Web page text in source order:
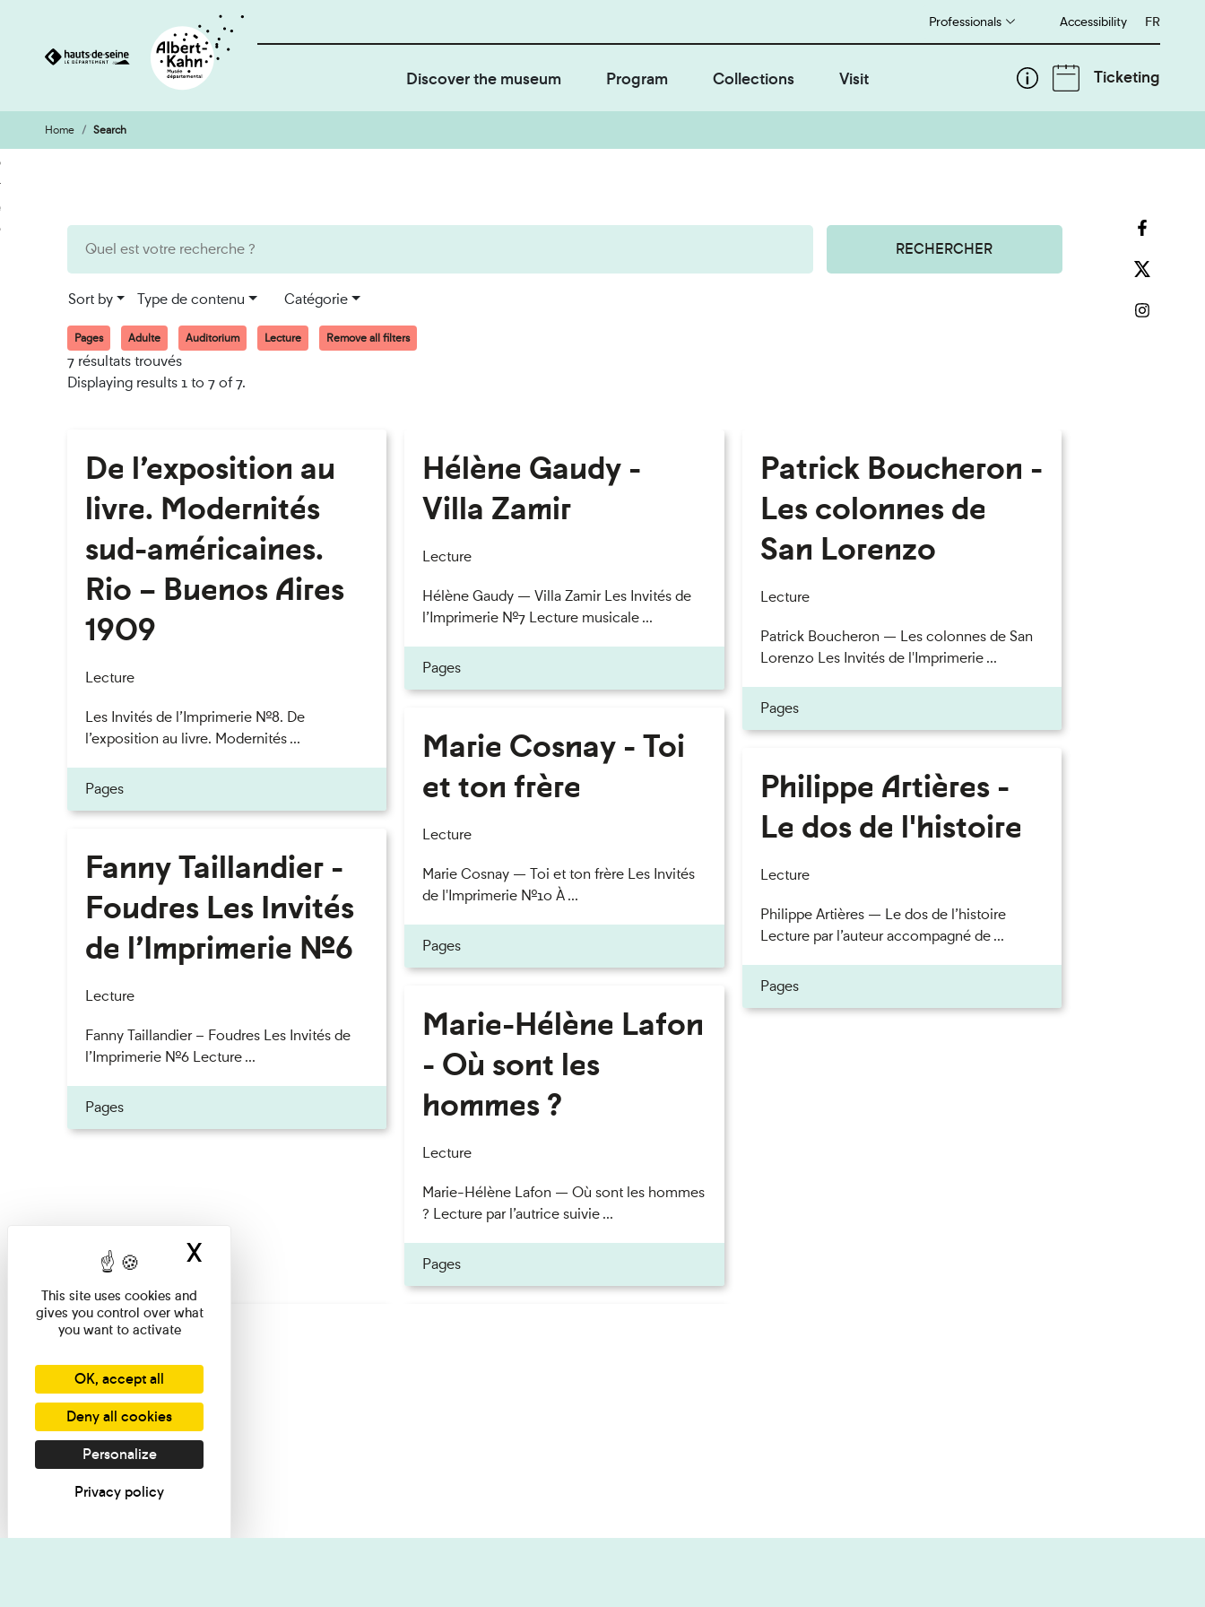
Go
to
content
Go
to
search
engine
Professionals Accessibility Français
FR
Discover the museum Program Collections Visit Ticketing
Home Search
RECHERCHER
Sort by Type de contenu Catégorie
Pages Adulte Auditorium Lecture Remove all filters
7 résultats trouvés
Displaying results 1 to 7 of 7.
De l’exposition au
livre. Modernités
sud-américaines.
Rio – Buenos Aires
1909
Lecture
Les Invités de l’Imprimerie n°8. De
l’exposition au livre. Modernités ...
Pages
Fanny Taillandier -
Foudres Les Invités
de l’Imprimerie n°6
Lecture
Fanny Taillandier – Foudres Les Invités de
l’Imprimerie n°6 Lecture ...
Pages
Hélène Gaudy -
Villa Zamir
Lecture
Hélène Gaudy — Villa Zamir Les Invités de
l’Imprimerie n°7 Lecture musicale ...
Pages
Marie Cosnay - Toi
et ton frère
Lecture
Marie Cosnay — Toi et ton frère Les Invités
de l'Imprimerie n°10 À ...
Pages
Marie-Hélène Lafon
- Où sont les
hommes ?
Lecture
Marie-Hélène Lafon — Où sont les hommes
? Lecture par l’autrice suivie ...
Pages
Patrick Boucheron -
Les colonnes de
San Lorenzo
Lecture
Patrick Boucheron — Les colonnes de San
Lorenzo Les Invités de l'Imprimerie ...
Pages
Philippe Artières -
Le dos de l'histoire
Lecture
Philippe Artières — Le dos de l’histoire
Lecture par l’auteur accompagné de ...
Pages
Cookies management panel
This site uses cookies and
gives you control over what
you want to activate
OK, accept all
Deny all cookies
Personalize
Privacy policy
X Hide cookie banner